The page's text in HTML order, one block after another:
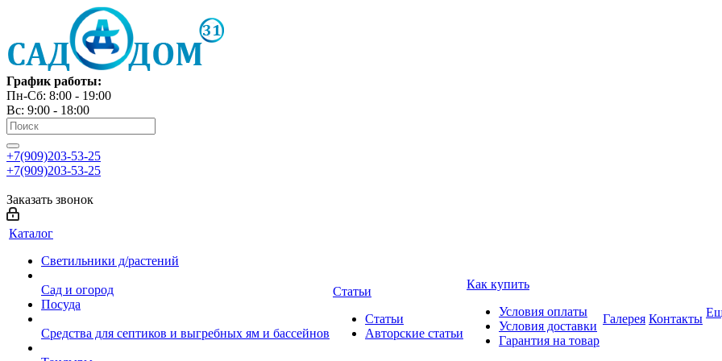
График работы:
Пн-Сб: 8:00 - 19:00
Вс: 9:00 - 18:00
+7(909)203-53-25
+7(909)203-53-25
Заказать звонок
Каталог
Светильники д/растений
Сад и огород
Посуда
Средства для септиков и выгребных ям и бассейнов
Статьи
Статьи
Авторские статьи
Как купить
Условия оплаты
Условия доставки
Гарантия на товар
Галерея Контакты